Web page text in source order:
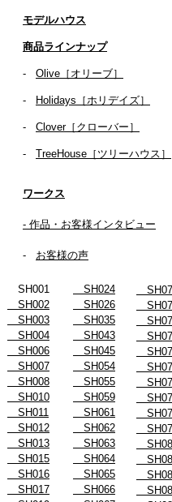
​​モデルハウス
商品ラインナップ
- Olive［オリーブ］
- Holidays［ホリデイズ］
- ​ Clover［クローバー］
- TreeHouse［ツリーハウス］
ワークス
- 作品・お客様インタビュー
- お客様の声
SH001
SH002
SH003
SH004
SH006
SH007
SH008
SH010
SH011
SH012
SH013
SH015
SH016
SH017
SH024
SH026
SH035
SH043
SH045
SH054
SH055
SH059
SH061
SH062
SH063
SH064
SH065
SH066